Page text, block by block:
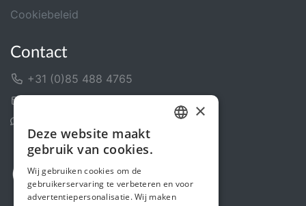
Cookiebeleid
Contact
+31 (0)85 488 4765
ENGLISH
×
Deze website maakt
gebruik van cookies.
Wij gebruiken cookies om de
gebruikerservaring te verbeteren en voor
advertentiepersonalisatie. Wij maken